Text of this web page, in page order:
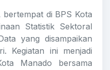
di BPS Kota
Statistik Sektoral
yang disampaikan
Kegiatan ini menjadi
Manado bersama